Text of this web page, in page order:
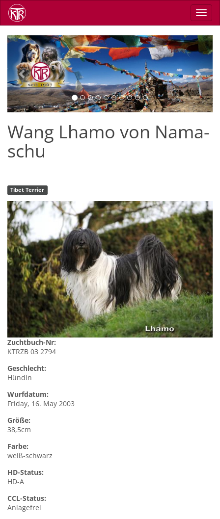
Skip
main
Previous Next
Wang Lhamo von Nama-
schu
Tibet Terrier
Zuchtbuch-Nr:
KTRZB 03 2794
Geschlecht:
Hündin
Wurfdatum:
Friday, 16. May 2003
Größe:
38,5cm
Farbe:
weiß-schwarz
HD-Status:
HD-A
CCL-Status:
Anlagefrei